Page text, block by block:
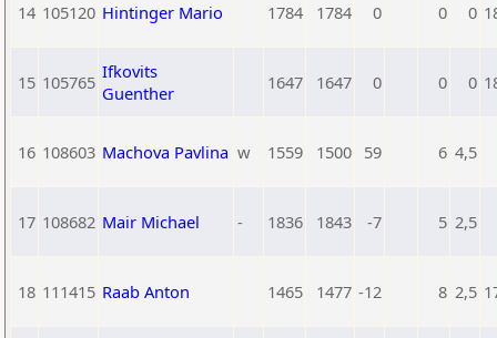
14 105120 Hintinger Mario 1784 1784 0 0 0
15 105765 Ifkovits
Guenther
1647 1647 0 0 0
16 108603 Machova Pavlina w 1559 1500 59 6 4,5
17 108682 Mair Michael - 1836 1843 -7 5 2,5
18 111415 Raab Anton 1465 1477 -12 8 2,5